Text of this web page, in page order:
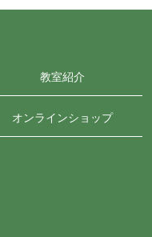
教室紹介
オンラインショップ